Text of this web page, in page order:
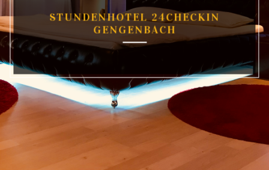
STUNDENHOTEL 24CHECKIN
GENGENBACH